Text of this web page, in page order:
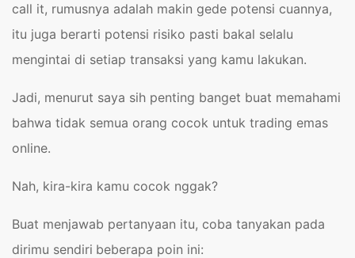
call it, rumusnya adalah makin gede potensi cuannya,
itu juga berarti potensi risiko pasti bakal selalu
mengintai di setiap transaksi yang kamu lakukan.
Jadi, menurut saya sih penting banget buat memahami
bahwa tidak semua orang cocok untuk trading emas
online.
Nah, kira-kira kamu cocok nggak?
Buat menjawab pertanyaan itu, coba tanyakan pada
dirimu sendiri beberapa poin ini: